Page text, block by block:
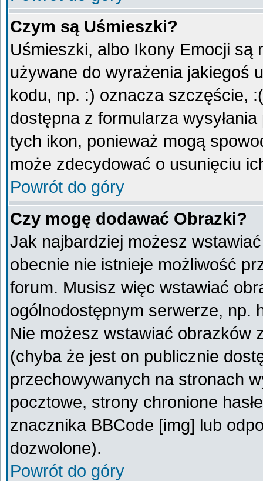
Czym są Uśmieszki?
Uśmieszki, albo Ikony Emocji są
używane do wyrażenia jakiegoś
kodu, np. :) oznacza szczęście,
dostępna z formularza
tych ikon, ponieważ mogą
może zdecydować o usunięciu
Powrót do góry
Czy mogę dodawać Obrazki?
Jak najbardziej możesz
obecnie nie istnieje możliwość
forum. Musisz więc wstawiać
ogólnodostępnym serwerze, np.
Nie możesz wstawiać obrazków
(chyba że jest on publicznie
przechowywanych na stronach
pocztowe, strony chronione
znacznika BBCode [img] lub
dozwolone).
Powrót do góry